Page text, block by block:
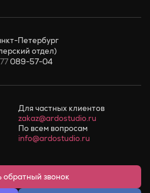
Петербург
отдел)
089-57-04
Для частных клиентов
zakaz@ardostudio.ru
По всем вопросам
info@ardostudio.ru
обратный звонок